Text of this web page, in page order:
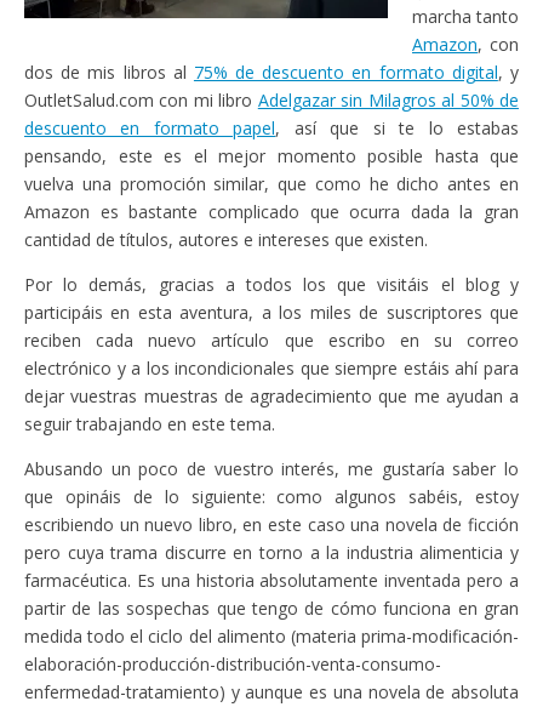
marcha tanto
Amazon, con
dos de mis libros al 75% de descuento en formato digital, y
OutletSalud.com con mi libro Adelgazar sin Milagros al 50% de
descuento en formato papel, así que si te lo estabas
pensando, este es el mejor momento posible hasta que
vuelva una promoción similar, que como he dicho antes en
Amazon es bastante complicado que ocurra dada la gran
cantidad de títulos, autores e intereses que existen.
Por lo demás, gracias a todos los que visitáis el blog y
participáis en esta aventura, a los miles de suscriptores que
reciben cada nuevo artículo que escribo en su correo
electrónico y a los incondicionales que siempre estáis ahí para
dejar vuestras muestras de agradecimiento que me ayudan a
seguir trabajando en este tema.
Abusando un poco de vuestro interés, me gustaría saber lo
que opináis de lo siguiente: como algunos sabéis, estoy
escribiendo un nuevo libro, en este caso una novela de ficción
pero cuya trama discurre en torno a la industria alimenticia y
farmacéutica. Es una historia absolutamente inventada pero a
partir de las sospechas que tengo de cómo funciona en gran
medida todo el ciclo del alimento (materia prima-modificación-
elaboración-producción-distribución-venta-consumo-
enfermedad-tratamiento) y aunque es una novela de absoluta